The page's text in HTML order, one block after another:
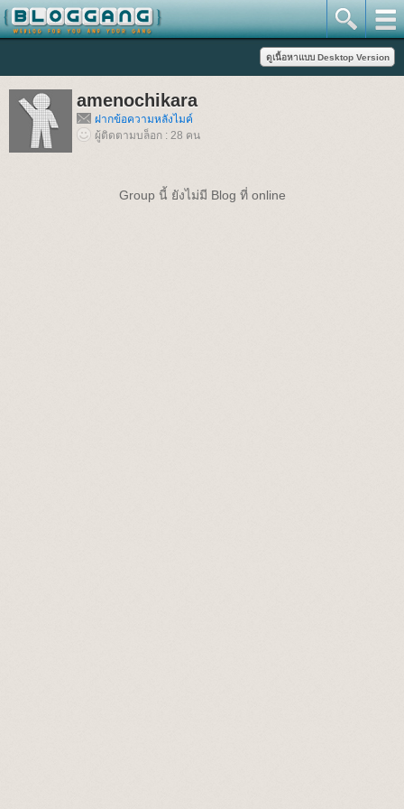
amenochikara
ฝากข้อความหลังไมค์
ผู้ติดตามบล็อก : 28 คน
Group นี้ ยังไม่มี Blog ที่ online